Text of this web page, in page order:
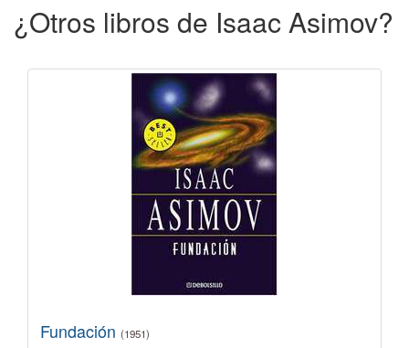
¿Otros libros de Isaac Asimov?
Fundación (1951)